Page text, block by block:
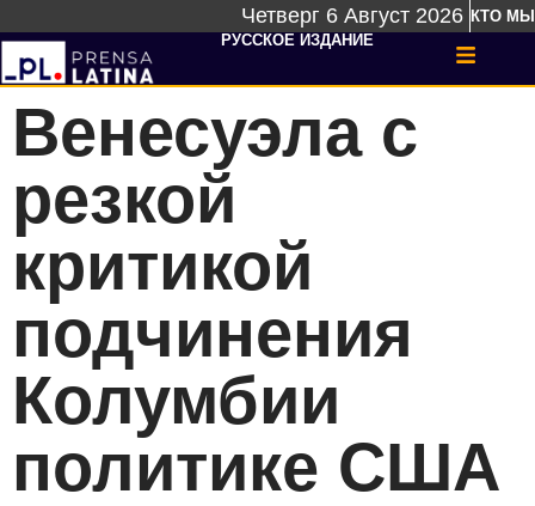
Четверг 6 Август 2026 КТО МЫ
РУССКОЕ ИЗДАНИЕ
Венесуэла с
резкой
критикой
подчинения
Колумбии
политике США